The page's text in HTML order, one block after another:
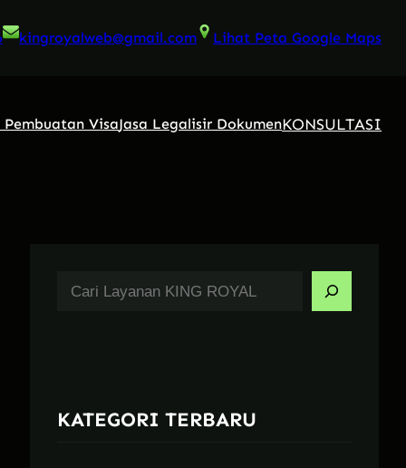
kingroyalweb@gmail.com Lihat Peta Google Maps
Pembuatan VisaJasa Legalisir DokumenKONSULTASI
h
KATEGORI TERBARU